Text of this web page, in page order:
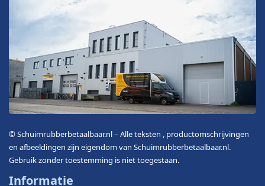
© Schuimrubberbetaalbaar.nl – Alle teksten , productomschrijvingen
en afbeeldingen zijn eigendom van Schuimrubberbetaalbaar.nl.
Gebruik zonder toestemming is niet toegestaan.
Informatie